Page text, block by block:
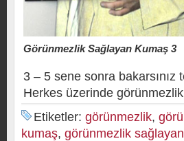
Görünmezlik Sağlayan Kumaş 3
3 – 5 sene sonra bakarsınız
Herkes üzerinde
Etiketler: görünmezlik,
kumaş, görünmezlik